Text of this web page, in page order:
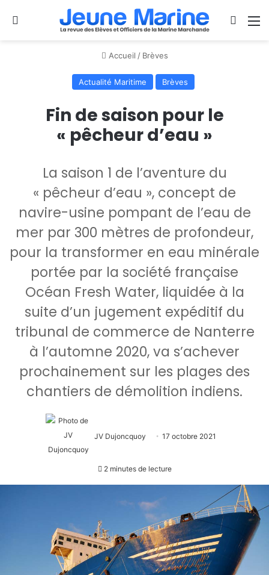
Se connecter
Accueil / Brèves
Actualité Maritime Brèves
Fin de saison pour le
« pêcheur d’eau »
La saison 1 de l’aventure du
« pêcheur d’eau », concept de
navire-usine pompant de l’eau de
mer par 300 mètres de profondeur,
pour la transformer en eau minérale
portée par la société française
Océan Fresh Water, liquidée à la
suite d’un jugement expéditif du
tribunal de commerce de Nanterre
à l’automne 2020, va s’achever
prochainement sur les plages des
chantiers de démolition indiens.
JV Dujoncquoy 17 octobre 2021
2 minutes de lecture